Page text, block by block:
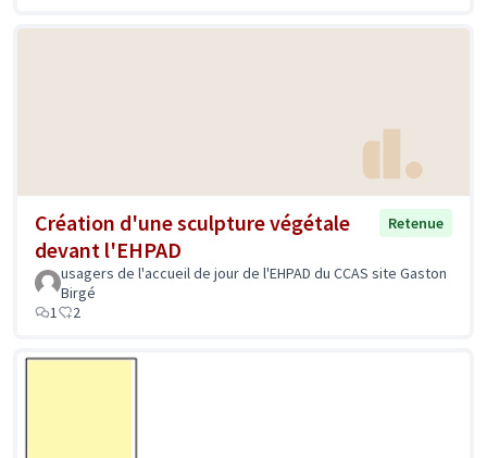
Création d'une sculpture végétale
devant l'EHPAD
Retenue
usagers de l'accueil de jour de l'EHPAD du CCAS site Gaston
Birgé
1
2